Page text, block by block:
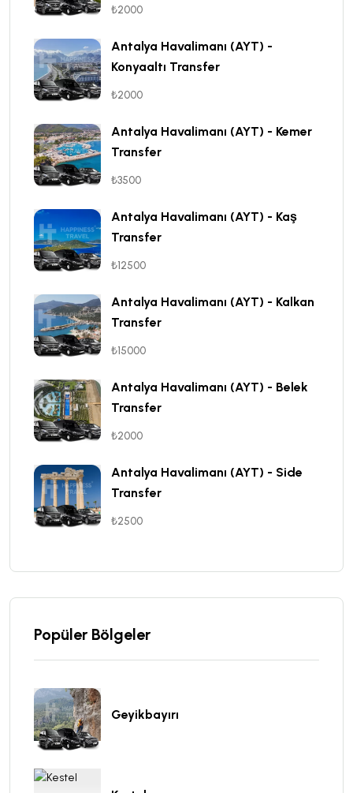
₺2000
Antalya Havalimanı (AYT) -
Konyaaltı Transfer
₺2000
Antalya Havalimanı (AYT) - Kemer
Transfer
₺3500
Antalya Havalimanı (AYT) - Kaş
Transfer
₺12500
Antalya Havalimanı (AYT) - Kalkan
Transfer
₺15000
Antalya Havalimanı (AYT) - Belek
Transfer
₺2000
Antalya Havalimanı (AYT) - Side
Transfer
₺2500
Popüler Bölgeler
Geyikbayırı